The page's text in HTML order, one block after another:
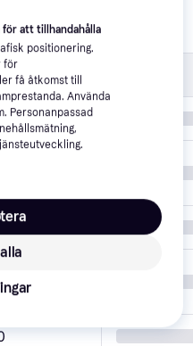
Grå
Plast
för att tillhandahålla
positionering.
för
få åtkomst till
Använda
Personanpassad